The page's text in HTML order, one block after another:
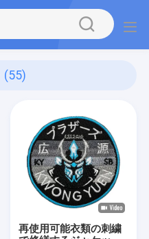
(55)
再使用可能衣類の刺繍